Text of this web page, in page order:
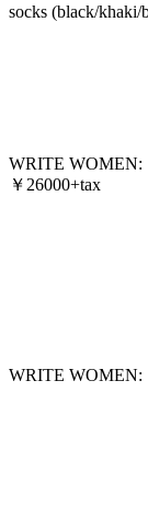
socks (black/
WRITE WOMEN:
￥26000+tax
WRITE WOMEN: